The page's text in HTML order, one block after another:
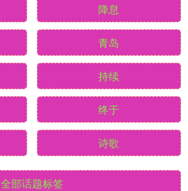
降息
青岛
持续
终于
诗歌
全部话题标签